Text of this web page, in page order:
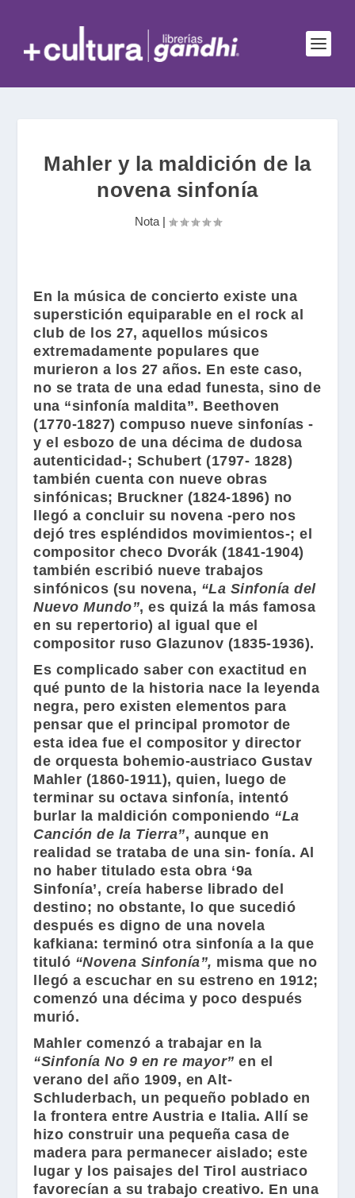
Mahler y la maldición de la
novena sinfonía
Nota|
En la música de concierto existe una
superstición equiparable en el rock al
club de los 27, aquellos músicos
extremadamente populares que
murieron a los 27 años. En este caso,
no se trata de una edad funesta, sino de
una “sinfonía maldita”. Beethoven
(1770-1827) compuso nueve sinfonías -
y el esbozo de una décima de dudosa
autenticidad-; Schubert (1797- 1828)
también cuenta con nueve obras
sinfónicas; Bruckner (1824-1896) no
llegó a concluir su novena -pero nos
dejó tres espléndidos movimientos-; el
compositor checo Dvorák (1841-1904)
también escribió nueve trabajos
sinfónicos (su novena, “La Sinfonía del
Nuevo Mundo”, es quizá la más famosa
en su repertorio) al igual que el
compositor rusoGlazunov (1835-1936).
Es complicado saber con exactitud en
qué punto de la historia nace la leyenda
negra, pero existen elementos para
pensar que el principal promotor de
esta idea fue el compositor y director
de orquesta bohemio-austriacoGustav
Mahler (1860-1911), quien, luego de
terminar su octava sinfonía, intentó
burlar la maldición componiendo “La
Canción de la Tierra”, aunque en
realidad se trataba de una sin- fonía. Al
no haber titulado esta obra ‘9a
Sinfonía’, creía haberse librado del
destino; no obstante, lo que sucedió
después es digno de una novela
kafkiana: terminó otra sinfonía a la que
tituló “Novena Sinfonía”, misma que no
llegó a escuchar en su estreno en 1912;
comenzó una décima y poco después
murió.
Mahler comenzó a trabajar en la
“Sinfonía No 9 en re mayor” en el
verano del año 1909, en Alt-
Schluderbach, un pequeño poblado en
la frontera entre Austria e Italia. Allí se
hizo construir una pequeña casa de
madera para permanecer aislado; este
lugar y los paisajes del Tirol austriaco
favorecían a su trabajo creativo. En una